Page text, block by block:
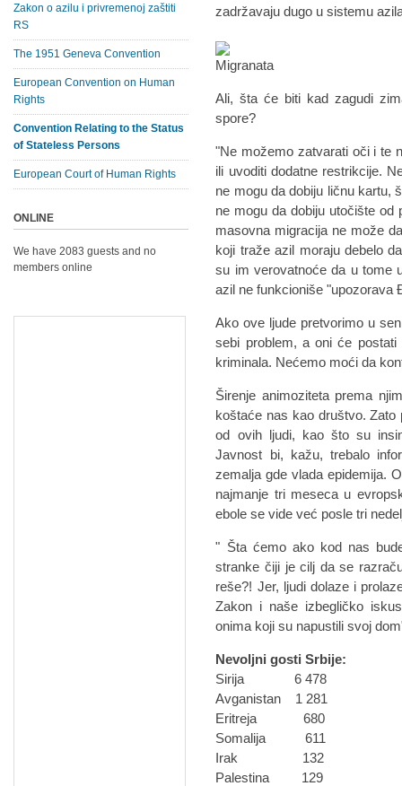
zadržavaju dugo u sistemu
Ali, šta će biti kad zagudi
spore?
"Ne možemo zatvarati oči i te
ili uvoditi dodatne restrikcije.
ne mogu da dobiju ličnu kartu,
ne mogu da dobiju utočište
masovna migracija ne može
koji traže azil moraju debelo
su im verovatnoće da u tome
azil ne funkcioniše "upozorava
Ako ove ljude pretvorimo u
sebi problem, a oni će
kriminala. Nećemo moći da
Širenje animoziteta prema
koštaće nas kao društvo. Zato
od ovih ljudi, kao što su
Javnost bi, kažu, trebalo
zemalja gde vlada epidemija.
najmanje tri meseca u
ebole se vide već posle tri
" Šta ćemo ako kod nas
stranke čiji je cilj da se
reše?! Jer, ljudi dolaze i
Zakon i naše izbegličko
onima koji su napustili svoj
Nevoljni gosti Srbije:
Sirija 6 478
Avganistan 1 281
Eritreja 680
Somalija 611
Irak 132
Palestina 129
Zakon o azilu i privremenoj zaštiti
RS
The 1951 Geneva Convention
European Convention on Human
Rights
Convention Relating to the Status
of Stateless Persons
European Court of Human Rights
ONLINE
We have 2083 guests and no
members online